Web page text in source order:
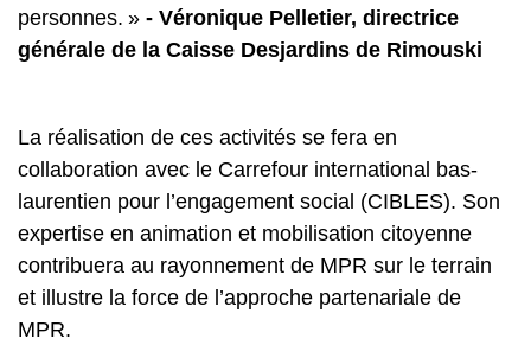
personnes. » - Véronique Pelletier, directrice
générale de la Caisse Desjardins de Rimouski
La réalisation de ces activités se fera en
collaboration avec le Carrefour international bas-
laurentien pour l’engagement social (CIBLES). Son
expertise en animation et mobilisation citoyenne
contribuera au rayonnement de MPR sur le terrain
et illustre la force de l’approche partenariale de
MPR.